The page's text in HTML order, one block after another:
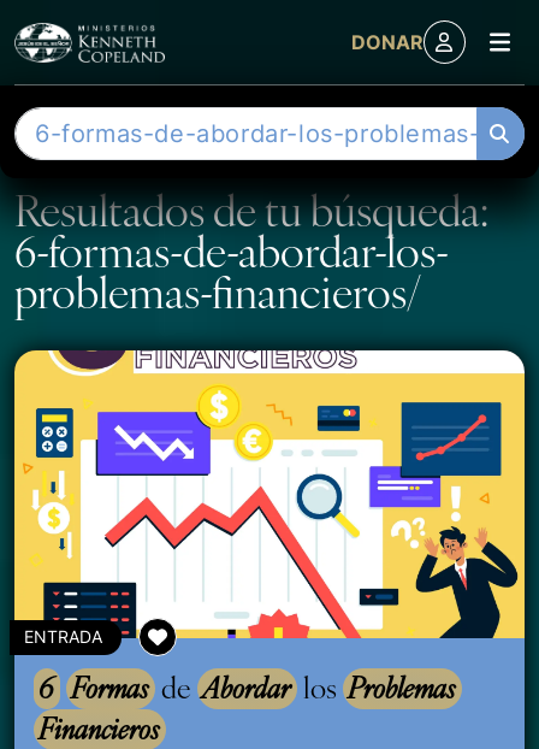
DONAR
B
u
c
a
r
Resultados de tu búsqueda:
6-formas-de-abordar-los-
problemas-financieros/
ENTRADA
6 Formas de Abordar los Problemas
Financieros